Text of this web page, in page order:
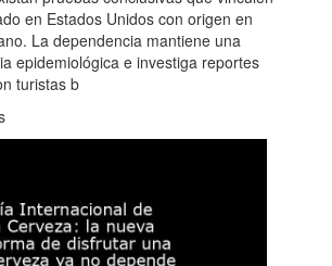
en Estados Unidos con origen en
La dependencia mantiene una
epidemiológica e investiga reportes
turistas b